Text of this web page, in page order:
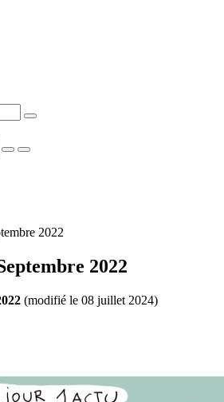
2022
2022
(modifié le 08 juillet 2024)